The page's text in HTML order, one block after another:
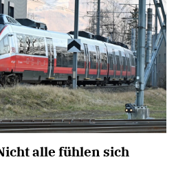
alle fühlen sich